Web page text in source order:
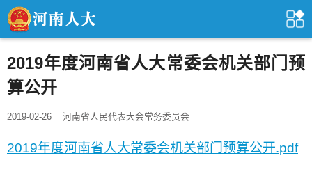
2019年度河南省人大常委会机关部门预
算公开
2019-02-26 河南省人民代表大会常务委员会
2019年度河南省人大常委会机关部门预算公开.pdf